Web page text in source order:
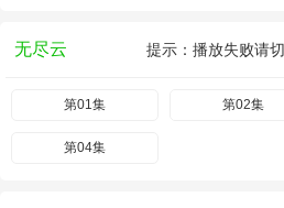
无尽云 提示：播放失败请
第01集 第02集
第04集